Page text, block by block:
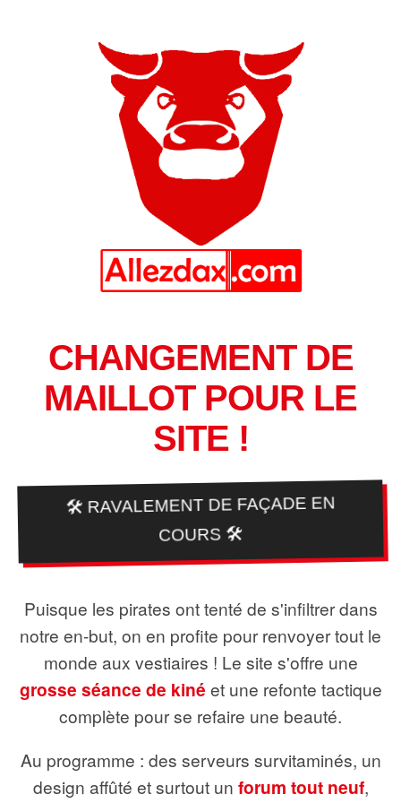
CHANGEMENT DE
MAILLOT POUR LE
SITE !
🛠️ RAVALEMENT DE FAÇADE EN
COURS 🛠️
Puisque les pirates ont tenté de s'infiltrer dans
notre en-but, on en profite pour renvoyer tout le
monde aux vestiaires ! Le site s'offre une
grosse séance de kiné et une refonte tactique
complète pour se refaire une beauté.
Au programme : des serveurs survitaminés, un
design affûté et surtout un forum tout neuf,